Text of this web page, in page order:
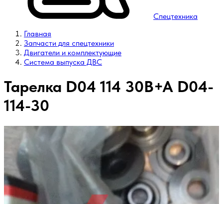
Спецтехника
Главная
Запчасти для спецтехники
Двигатели и комплектующие
Система выпуска ДВС
Тарелка D04 114 30B+A D04-
114-30